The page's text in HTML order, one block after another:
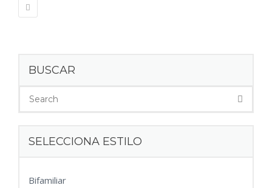
BUSCAR
SELECCIONA ESTILO
Bifamiliar